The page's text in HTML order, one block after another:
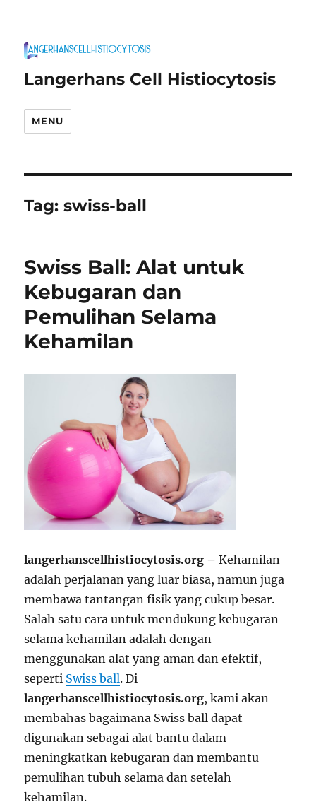
Langerhans Cell Histiocytosis
MENU
Tag:swiss-ball
Swiss Ball: Alat untuk
Kebugaran dan
Pemulihan Selama
Kehamilan
langerhanscellhistiocytosis.org –Kehamilan
adalah perjalanan yang luar biasa, namun juga
membawa tantangan fisik yang cukup besar.
Salah satu cara untuk mendukung kebugaran
selama kehamilan adalah dengan
menggunakan alat yang aman dan efektif,
seperti Swiss ball. Di
langerhanscellhistiocytosis.org, kami akan
membahas bagaimana Swiss ball dapat
digunakan sebagai alat bantu dalam
meningkatkan kebugaran dan membantu
pemulihan tubuh selama dan setelah
kehamilan.